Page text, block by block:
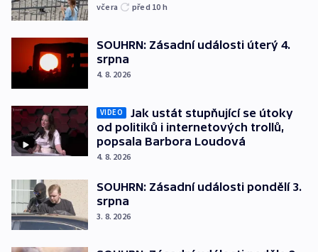
včera před 10 h
SOUHRN: Zásadní události úterý 4.
srpna
4. 8. 2026
VIDEO
Jak ustát stupňující se útoky
od politiků i internetových trollů,
popsala Barbora Loudová
4. 8. 2026
SOUHRN: Zásadní události pondělí 3.
srpna
3. 8. 2026